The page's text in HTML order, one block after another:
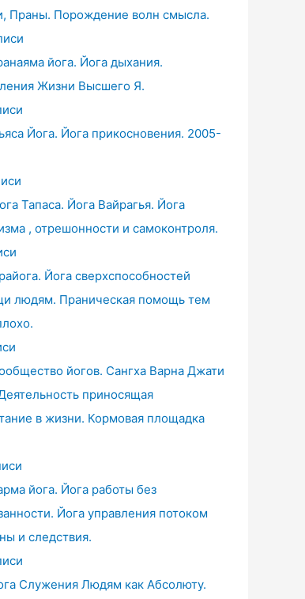
Праны. Порождение волн смысла.
йога. Йога дыхания.
Жизни Высшего Я.
Йога. Йога прикосновения. 2005-
Тапаса. Йога Вайрагья. Йога
, отрешонности и самоконтроля.
Йога сверхспособностей
людям. Праническая помощь тем
йогов. Сангха Варна Джати
приносящая
в жизни. Кормовая площадка
йога. Йога работы без
Йога управления потоком
и следствия.
Служения Людям как Абсолюту.